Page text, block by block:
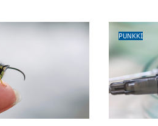
PUNKKI